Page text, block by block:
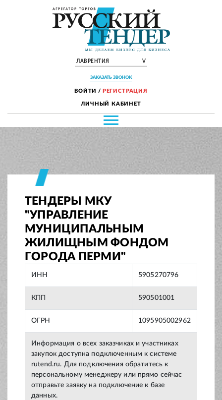
ЛАВРЕНТИЯ V
ЗАКАЗАТЬ ЗВОНОК
ВОЙТИ / РЕГИСТРАЦИЯ
ЛИЧНЫЙ КАБИНЕТ
ТЕНДЕРЫ МКУ
"УПРАВЛЕНИЕ
МУНИЦИПАЛЬНЫМ
ЖИЛИЩНЫМ ФОНДОМ
ГОРОДА ПЕРМИ"
ИНН 5905270796
КПП 590501001
ОГРН 1095905002962
Информация о всех заказчиках и участниках
закупок доступна подключенным к системе
rutend.ru. Для подключения обратитесь к
персональному менеджеру или прямо сейчас
отправьте заявку на подключение к базе
данных.